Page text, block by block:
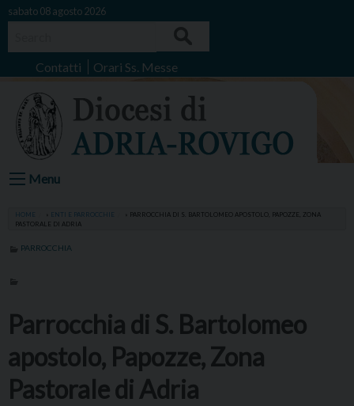
Skip
sabato 08 agosto 2026
Contatti Orari Ss. Messe
Menu
HOME ENTI E PARROCCHIE
PARROCCHIA DI S. BARTOLOMEO APOSTOLO, PAPOZZE, ZONA
PASTORALE DI ADRIA
PARROCCHIA
Parrocchia di S. Bartolomeo
apostolo, Papozze, Zona
Pastorale di Adria